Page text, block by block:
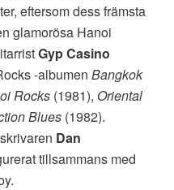
eftersom dess främsta
glamorösa Hanoi
Gyp Casino
-albumenBangkok
Rocks (1981), Oriental
Blues (1982).
Dan
tillsammans med